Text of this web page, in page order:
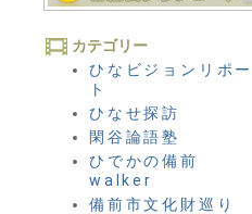
カテゴリー
ひなビジョンリポー
ト
ひなせ探訪
閑谷論語塾
ひでかの備前
walker
備前市文化財巡り